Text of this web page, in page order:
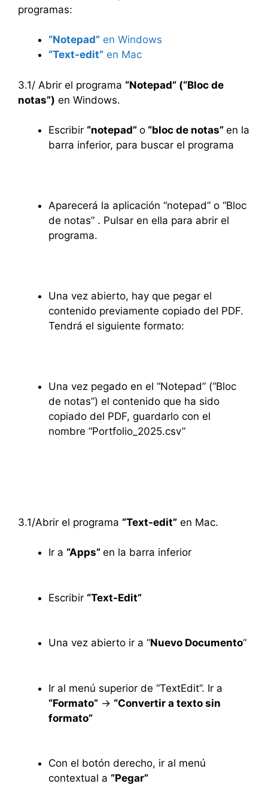
programas:
“Notepad” en Windows
“Text-edit” en Mac
3.1/ Abrir el programa “Notepad” (“Bloc de
notas”) en Windows.
Escribir “notepad” o “bloc de notas” en la
barra inferior, para buscar el programa
Aparecerá la aplicación “notepad” o “Bloc
de notas” . Pulsar en ella para abrir el
programa.
Una vez abierto, hay que pegar el
contenido previamente copiado del PDF.
Tendrá el siguiente formato:
Una vez pegado en el “Notepad” (“Bloc
de notas”) el contenido que ha sido
copiado del PDF, guardarlo con el
nombre “Portfolio_2025.csv”
3.1/Abrir el programa “Text-edit” en Mac.
Ir a “Apps” en la barra inferior
Escribir “Text-Edit”
Una vez abierto ir a “Nuevo Documento“
Ir al menú superior de “TextEdit”. Ir a
“Formato” -> “Convertir a texto sin
formato”
Con el botón derecho, ir al menú
contextual a “Pegar”